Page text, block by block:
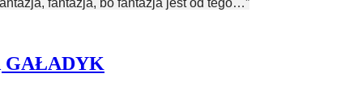
GAŁADYK